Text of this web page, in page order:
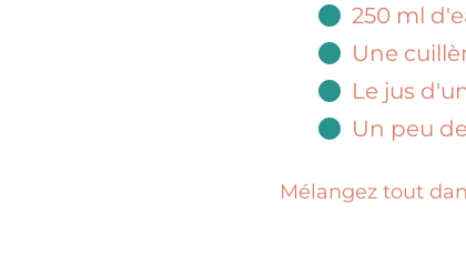
250 ml
Une
Le jus
Un peu
Mélangez tout